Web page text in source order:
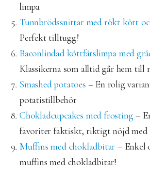
limpa
Tunnbrödssnittar med rökt kött
Perfekt tilltugg!
Baconlindad köttfärslimpa med
Klassikerna som alltid går hem till
Smashed potatoes – En rolig
potatistillbehör
Chokladcupcakes med frosting–
favoriter faktiskt, riktigt nöjd med
Muffins med chokladbitar – Enkel
muffins med chokladbitar!